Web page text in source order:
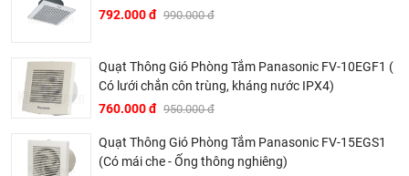
792.000 đ 990.000 đ
Quạt Thông Gió Phòng Tắm Panasonic FV-10EGF1 (
Có lưới chắn côn trùng, kháng nước IPX4)
760.000 đ 950.000 đ
Quạt Thông Gió Phòng Tắm Panasonic FV-15EGS1
(Có mái che - Ống thông nghiêng)